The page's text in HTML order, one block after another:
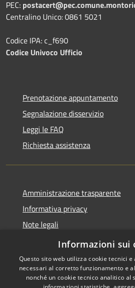
PEC:
Centralino Unico: 0861 5021
Codice IPA: c_f690
Codice Univoco Ufficio
Prenotazione appuntamento
Segnalazione disservizio
Leggi le FAQ
Richiesta assistenza
Amministrazione trasparente
Informativa privacy
Note legali
Dichiarazione di accessibilità
Informazioni sui
Questo sito web utilizza cookie tecnici
necessari al corretto funzionamento e
nonché un cookie tecnico analitico al